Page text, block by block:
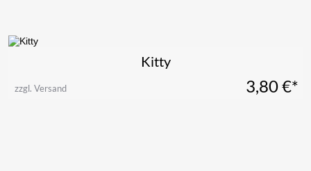
Kitty
zzgl. Versand 3,80€*